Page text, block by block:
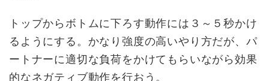
トップからボトムに下ろす動作には３～５秒かけ
るようにする。かなり強度の高いやり方だが、パ
ートナーに適切な負荷をかけてもらいながら効果
的なネガティブ動作を行おう。